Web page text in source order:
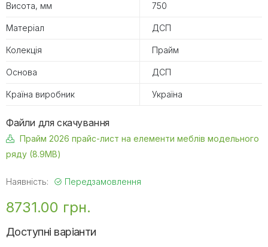
Висота, мм 750
Матеріал ДСП
Колекція Прайм
Основа ДСП
Країна виробник Україна
Файли для скачування
Прайм 2026 прайс-лист на елементи меблів модельного
ряду (8.9MB)
Наявність: Передзамовлення
8731.00 грн.
Доступні варіанти